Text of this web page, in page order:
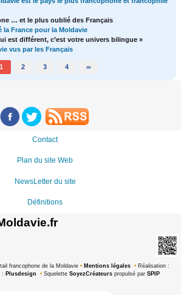
… et le plus oublié des Français
la France pour la Moldavie
est différent, c’est votre univers bilingue »
vus par les Français
1 2 3 4 ∞
Contact
Plan du site Web
NewsLetter du site
Définitions
francophone de la Moldavie • Mentions légales • Réalisation :
: Plusdesign • Squelette SoyezCréateurs propulsé par SPIP